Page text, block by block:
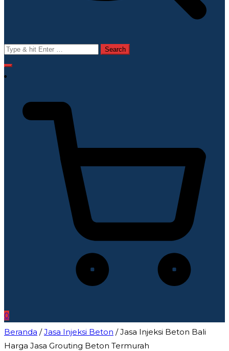
Search
for:
0
Beranda /Jasa Injeksi Beton / Jasa Injeksi Beton Bali
Harga Jasa Grouting Beton Termurah